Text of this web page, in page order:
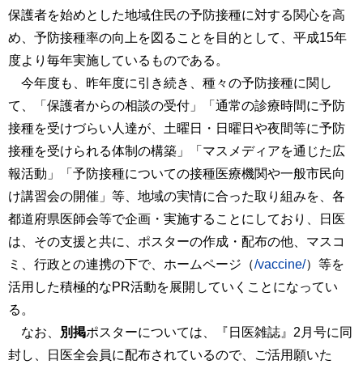
保護者を始めとした地域住民の予防接種に対する関心を高
め、予防接種率の向上を図ることを目的として、平成15年
度より毎年実施しているものである。
今年度も、昨年度に引き続き、種々の予防接種に関し
て、「保護者からの相談の受付」「通常の診療時間に予防
接種を受けづらい人達が、土曜日・日曜日や夜間等に予防
接種を受けられる体制の構築」「マスメディアを通じた広
報活動」「予防接種についての接種医療機関や一般市民向
け講習会の開催」等、地域の実情に合った取り組みを、各
都道府県医師会等で企画・実施することにしており、日医
は、その支援と共に、ポスターの作成・配布の他、マスコ
ミ、行政との連携の下で、ホームページ（/vaccine/）等を
活用した積極的なPR活動を展開していくことになってい
る。
なお、
別掲ポスターについては、『日医雑誌』2月号に同
封し、日医全会員に配布されているので、ご活用願いた